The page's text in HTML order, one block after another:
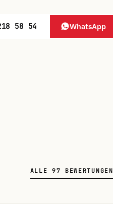
58 54 WhatsApp
ALLE 97 BEWERTUNGEN